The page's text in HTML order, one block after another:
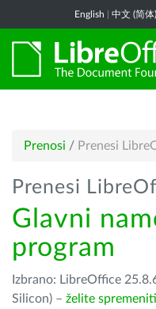
English 中文 (简体)
Prenosi / Prenesi
Prenesi
Glavni
program
Izbrano: LibreOffice
Silicon) – želite